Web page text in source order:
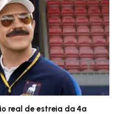
real de estreia da 4ª